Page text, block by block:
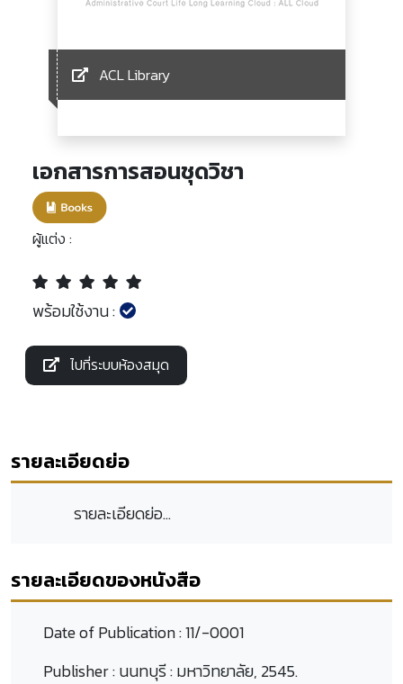
ACL Library
เอกสารการสอนชุดวิชา
ผู้แต่ง :
พร้อมใช้งาน :
ไปที่ระบบห้องสมุด
รายละเอียดย่อ
รายละเอียดย่อ...
รายละเอียดของหนังสือ
Date of Publication :11/-0001
Publisher :นนทบุรี : มหาวิทยาลัย, 2545.